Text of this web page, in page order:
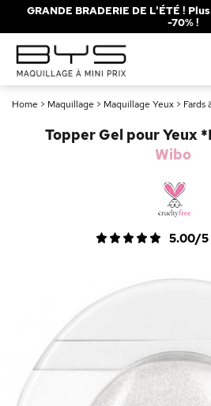
GRANDE BRADERIE DE L'ÉTÉ !
-70% !
Home > Maquillage > Maquillage Yeux > Fards
Topper Gel pour Yeux
Wibo
5.00/5
Recherches
Mascara
Solaire